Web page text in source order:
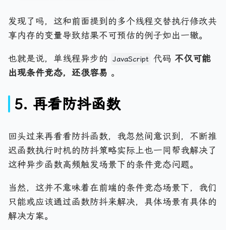
发现了吗，这和前面提到的多个线程交替执行修改共
享内存的变量导致结果不可预估的例子如出一辙。
也就是说，单线程异步的 JavaScript 代码 不仅可能
出现条件竞态，还很容易 。
5. 再看防抖函数
回头过来再看看防抖函数，我忽然间意识到，不断推
迟函数执行时机的防抖策略实际上也一同帮我解决了
这种异步函数高频触发场景下的条件竞态问题。
当然，这并不意味着在前端的条件竞态场景下，我们
只能或应该通过函数防抖来解决，具体场景有具体的
解决方案。